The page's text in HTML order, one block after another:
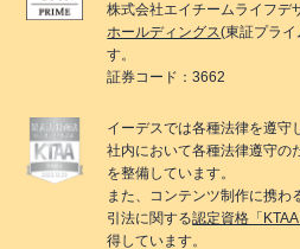
株式会社エイチームライフデ
ホールディングス(東証プラ
す。
証券コード：3662
イーデスでは各種法律を遵守
社内において各種法律遵守の
を整備しています。
また、コンテンツ制作に携わ
引法に関する認定資格「KTAA
得しています。